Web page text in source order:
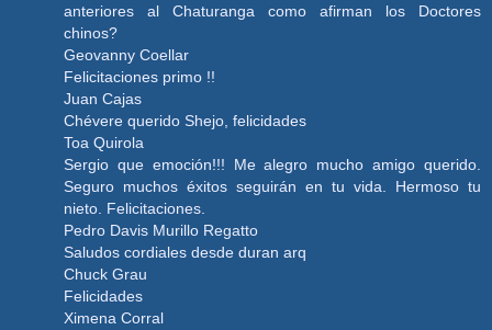
anteriores al Chaturanga como afirman los Doctores
chinos?
Geovanny Coellar
Felicitaciones primo !!
Juan Cajas
Chévere querido Shejo, felicidades
Toa Quirola
Sergio que emoción!!! Me alegro mucho amigo querido.
Seguro muchos éxitos seguirán en tu vida. Hermoso tu
nieto. Felicitaciones.
Pedro Davis Murillo Regatto
Saludos cordiales desde duran arq
Chuck Grau
Felicidades
Ximena Corral